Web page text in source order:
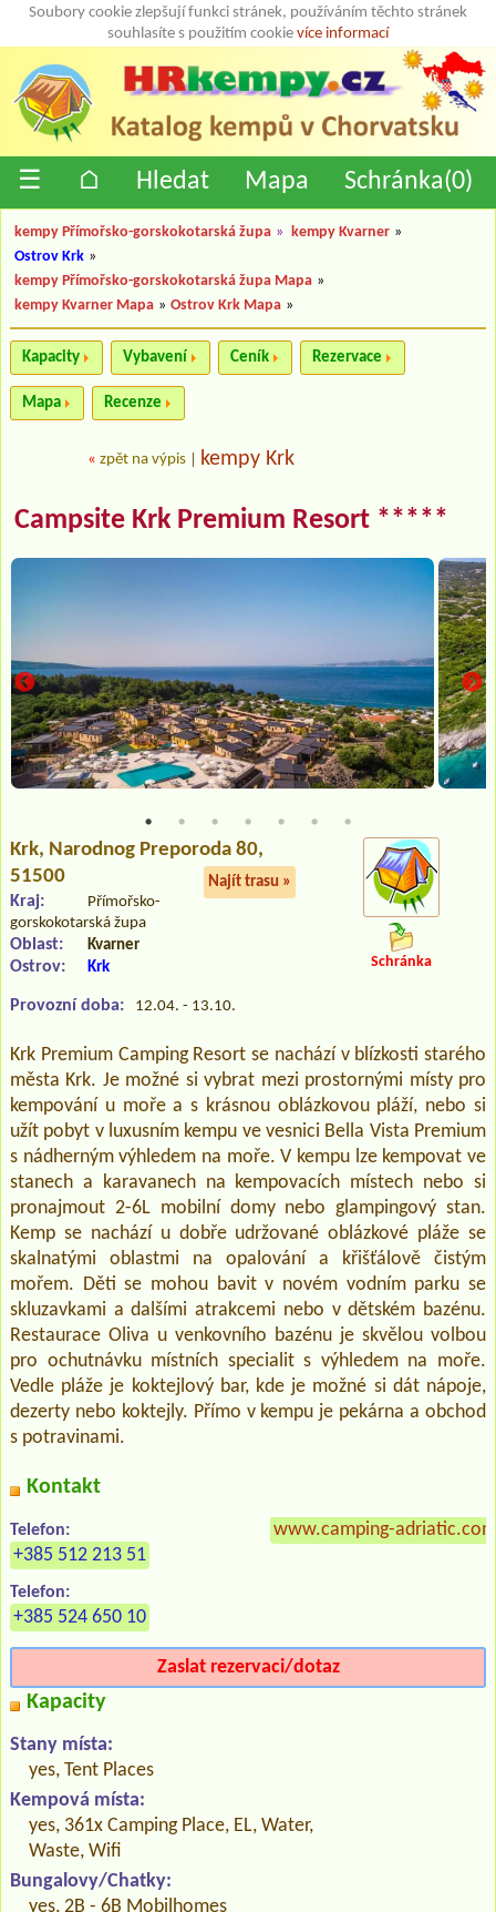
Soubory cookie zlepšují funkci stránek, používáním těchto stránek
souhlasíte s použitím cookie více informací
☰ ⌂ Hledat Mapa Schránka(0)
kempy Přímořsko-gorskokotarská župa » kempy Kvarner »
Ostrov Krk »
kempy Přímořsko-gorskokotarská župa Mapa »
kempy Kvarner Mapa » Ostrov Krk Mapa »
Kapacity Vybavení Ceník Rezervace
Mapa Recenze
« zpět na výpis kempy Krk
Campsite Krk Premium Resort *****
Krk, Narodnog Preporoda 80,
51500
Najít trasu »
Kraj:
Přímořsko-
gorskokotarská župa
Oblast: Kvarner
Ostrov: Krk
Provozní doba: 12.04. - 13.10.
Schránka
Krk Premium Camping Resort se nachází v blízkosti starého
města Krk. Je možné si vybrat mezi prostornými místy pro
kempování u moře a s krásnou oblázkovou pláží, nebo si
užít pobyt v luxusním kempu ve vesnici Bella Vista Premium
s nádherným výhledem na moře. V kempu lze kempovat ve
stanech a karavanech na kempovacích místech nebo si
pronajmout 2-6L mobilní domy nebo glampingový stan.
Kemp se nachází u dobře udržované oblázkové pláže se
skalnatými oblastmi na opalování a křišťálově čistým
mořem. Děti se mohou bavit v novém vodním parku se
skluzavkami a dalšími atrakcemi nebo v dětském bazénu.
Restaurace Oliva u venkovního bazénu je skvělou volbou
pro ochutnávku místních specialit s výhledem na moře.
Vedle pláže je koktejlový bar, kde je možné si dát nápoje,
dezerty nebo koktejly. Přímo v kempu je pekárna a obchod
s potravinami.
Kontakt
Telefon:
+385 512 213 51
Telefon:
+385 524 650 10
www.camping-
Zaslat rezervaci/dotaz
Kapacity
Stany místa:
yes, Tent Places
Kempová místa:
yes, 361x Camping Place, EL, Water,
Waste, Wifi
Bungalovy/Chatky:
yes, 2B - 6B Mobilhomes